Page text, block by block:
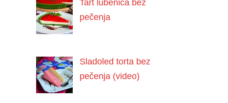
Tart lubenica bez
pečenja
Sladoled torta bez
pečenja (video)